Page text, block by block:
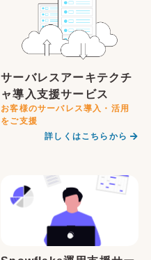
サーバレスアーキテクチ
ャ導入支援サービス
お客様のサーバレス導入・活用
をご支援
詳しくはこちらから